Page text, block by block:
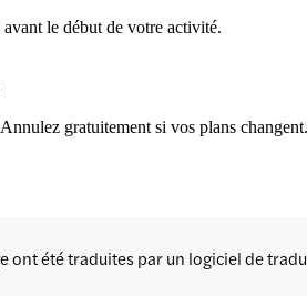
le début de votre activité.
gratuitement si vos plans changent.
ont été traduites par un logiciel de